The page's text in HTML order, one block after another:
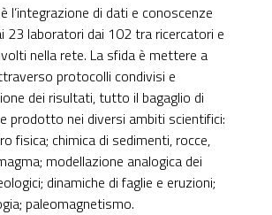
l’integrazione di dati e conoscenze
23 laboratori dai 102 tra ricercatori e
nella rete. La sfida è mettere a
protocolli condivisi e
dei risultati, tutto il bagaglio di
prodotto nei diversi ambiti scientifici:
fisica; chimica di sedimenti, rocce,
modellazione analogica dei
dinamiche di faglie e eruzioni;
paleomagnetismo.